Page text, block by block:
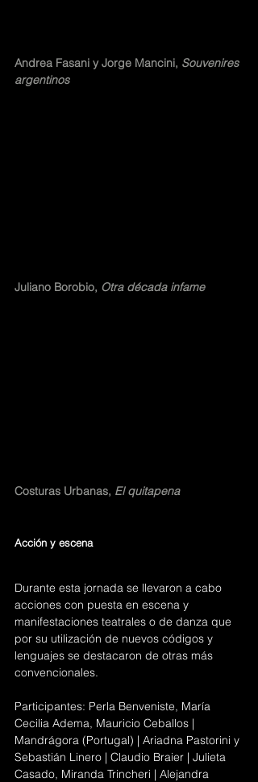
Andrea Fasani y Jorge Mancini, Souvenires
argentinos
Juliano Borobio, Otra década infame
Costuras Urbanas, El quitapena
Acción y escena
Durante esta jornada se llevaron a cabo
acciones con puesta en escena y
manifestaciones teatrales o de danza que
por su utilización de nuevos códigos y
lenguajes se destacaron de otras más
convencionales.
Participantes: Perla Benveniste, María
Cecilia Adema, Mauricio Ceballos |
Mandrágora (Portugal) | Ariadna Pastorini y
Sebastián Linero | Claudio Braier | Julieta
Casado, Miranda Trincheri | Alejandra